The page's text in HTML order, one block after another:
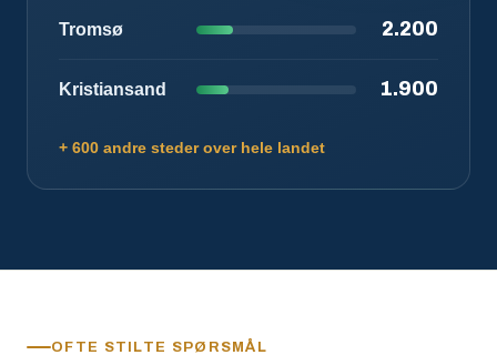
Tromsø 2.200
Kristiansand 1.900
+ 600 andre steder over hele landet
OFTE STILTE SPØRSMÅL